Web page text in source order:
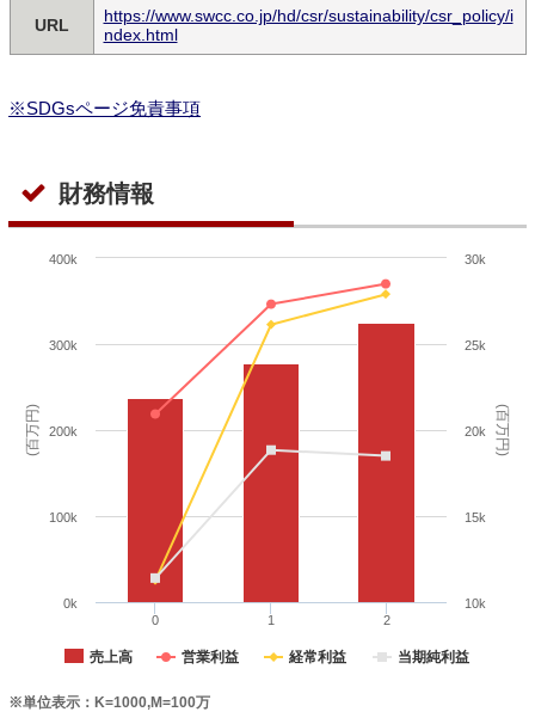
URL
https://www.swcc.co.jp/hd/csr/sustainability/csr_policy/i
ndex.html
※SDGsページ免責事項
財務情報
(百万円) (百万円)
売上高 営業利益 経常利益 当期純利益
0 1 2
0k
100k
200k
300k
400k
10k
15k
20k
25k
30k
※単位表示：K=1000,M=100万